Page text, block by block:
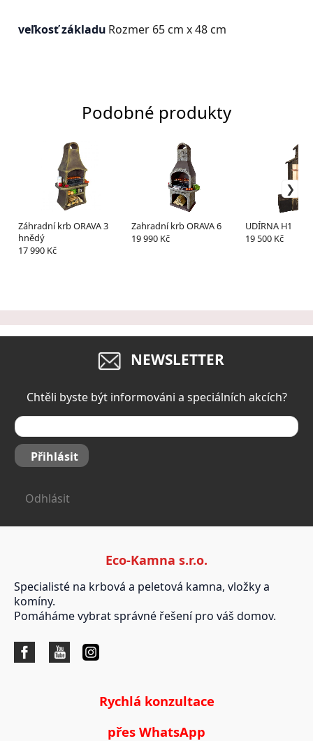
veľkosť základu Rozmer 65 cm x 48 cm
Podobné produkty
Záhradní krb ORAVA 3
hnědý
17 990 Kč
Zahradní krb ORAVA 6
19 990 Kč
UDÍRNA H1
19 500 Kč
NEWSLETTER
Chtěli byste být informováni a speciálních akcích?
Přihlásit
Odhlásit
Eco-Kamna s.r.o.
Specialisté na krbová a peletová kamna, vložky a
komíny.
Pomáháme vybrat správné řešení pro váš domov.
Rychlá konzultace
přes WhatsApp